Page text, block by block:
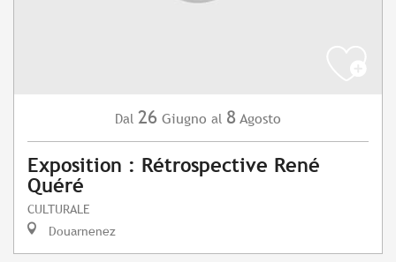
Dal 26 Giugno al 8 Agosto
Exposition : Rétrospective René
Quéré
CULTURALE
Douarnenez